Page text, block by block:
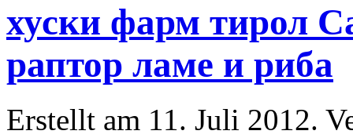
хуски фарм тирол
раптор ламе и риба
Erstellt am 11. Juli 2012.